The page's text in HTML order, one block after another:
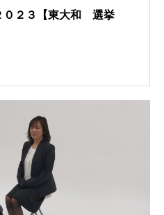
０２３【東大和 選挙